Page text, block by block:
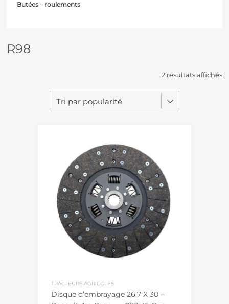
R98
2 résultats affichés
TRACTEURS AGRICOLES
Disque d’embrayage 26,7 X 30 –
Butées – roulements